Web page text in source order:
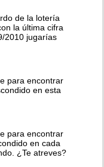
de la lotería
la última cifra
2010 jugarías
para encontrar
en esta
para encontrar
en cada
¿Te atreves?